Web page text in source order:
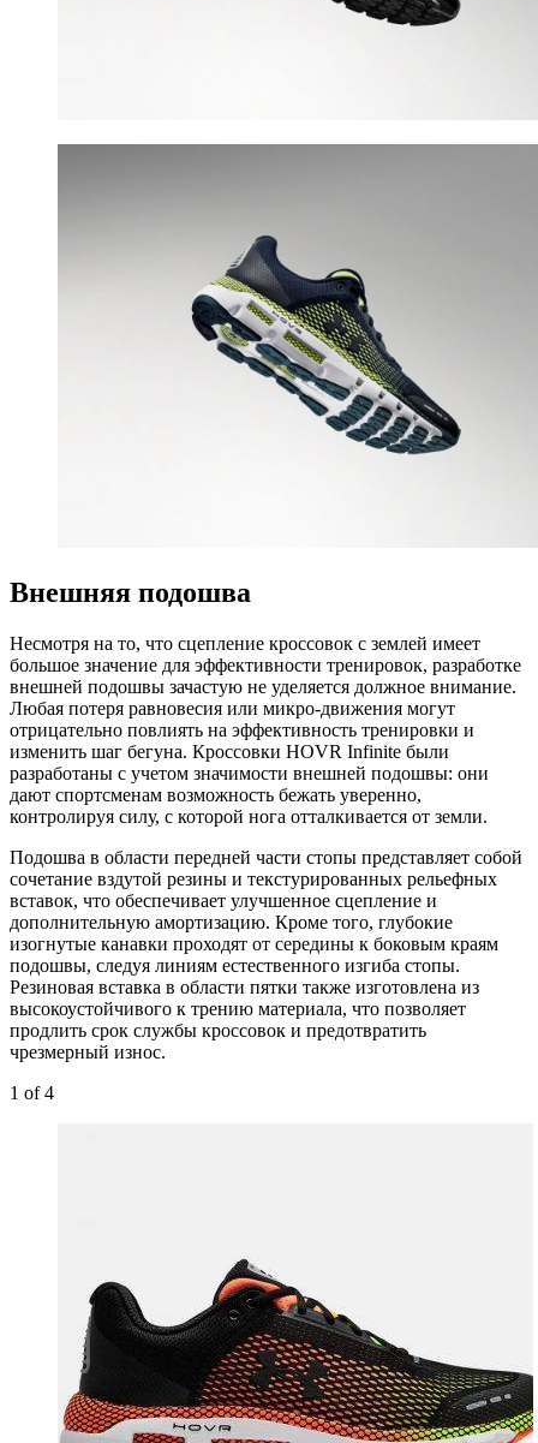
Внешняя подошва
Несмотря на то, что сцепление кроссовок с землей имеет
большое значение для эффективности тренировок, разработке
внешней подошвы зачастую не уделяется должное внимание.
Любая потеря равновесия или микро-движения могут
отрицательно повлиять на эффективность тренировки и
изменить шаг бегуна. Кроссовки HOVR Infinite были
разработаны с учетом значимости внешней подошвы: они
дают спортсменам возможность бежать уверенно,
контролируя силу, с которой нога отталкивается от земли.
Подошва в области передней части стопы представляет собой
сочетание вздутой резины и текстурированных рельефных
вставок, что обеспечивает улучшенное сцепление и
дополнительную амортизацию. Кроме того, глубокие
изогнутые канавки проходят от середины к боковым краям
подошвы, следуя линиям естественного изгиба стопы.
Резиновая вставка в области пятки также изготовлена из
высокоустойчивого к трению материала, что позволяет
продлить срок службы кроссовок и предотвратить
чрезмерный износ.
1 of 4